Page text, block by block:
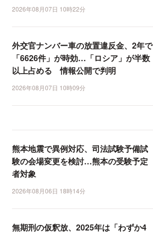
2026年08月07日 10時22分
外交官ナンバー車の放置違反金、2年で
「6626件」が時効…「ロシア」が半数
以上占める 情報公開で判明
2026年08月07日 10時09分
熊本地震で異例対応、司法試験予備試
験の会場変更を検討…熊本の受験予定
者対象
2026年08月06日 18時14分
無期刑の仮釈放、2025年は「わずか4